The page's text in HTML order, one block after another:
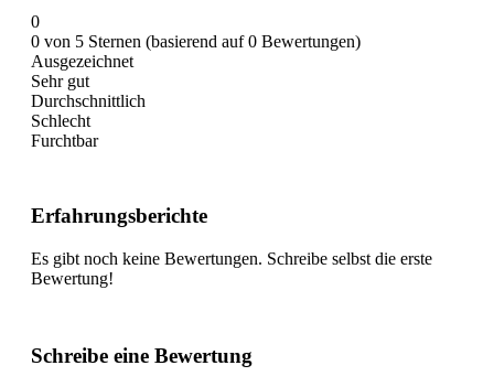
0
0 von 5 Sternen (basierend auf 0 Bewertungen)
Ausgezeichnet
Sehr gut
Durchschnittlich
Schlecht
Furchtbar
Erfahrungsberichte
Es gibt noch keine Bewertungen. Schreibe selbst die erste
Bewertung!
Schreibe eine Bewertung